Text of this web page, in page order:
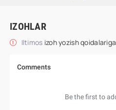
IZOHLAR
Iltimos izoh yozish qoidalariga